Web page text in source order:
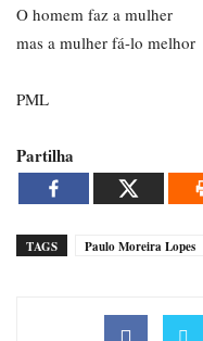
O homem faz a mulher
mas a mulher fá-lo melhor
PML
Partilha
TAGS Paulo Moreira Lopes